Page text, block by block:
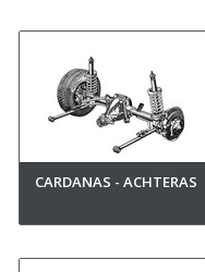
CARDANAS - ACHTERAS